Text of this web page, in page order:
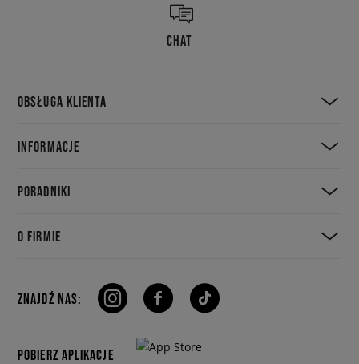
CHAT
OBSŁUGA KLIENTA
INFORMACJE
PORADNIKI
O FIRMIE
ZNAJDŹ NAS:
POBIERZ APLIKACJE